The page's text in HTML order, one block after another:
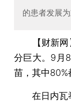
的患者发展
【财新
分巨大。9月
苗，其中80%
在日内瓦举